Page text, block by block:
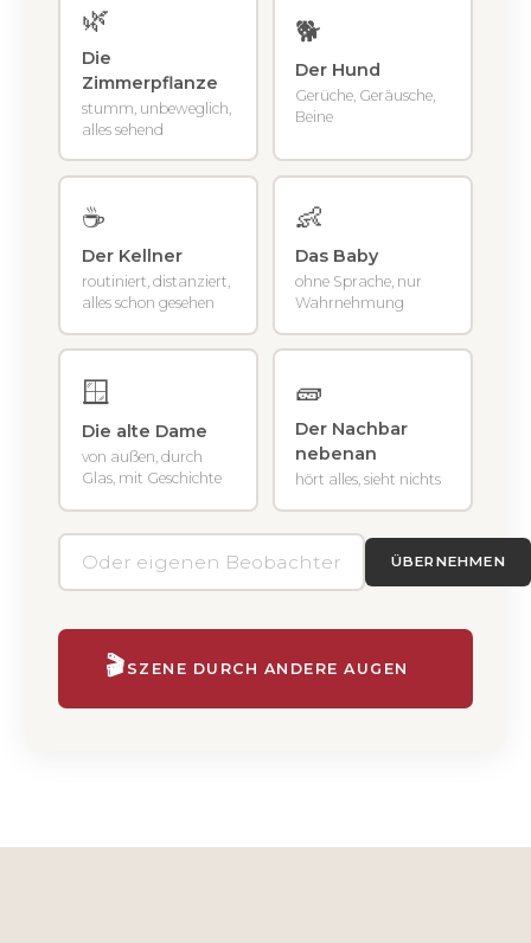
🌿
Die
Zimmerpflanze
stumm, unbeweglich,
alles sehend
🐕
Der Hund
Gerüche, Geräusche,
Beine
☕
Der Kellner
routiniert, distanziert,
alles schon gesehen
👶
Das Baby
ohne Sprache, nur
Wahrnehmung
🪟
Die alte Dame
von außen, durch
Glas, mit Geschichte
🧱
Der Nachbar
nebenan
hört alles, sieht nichts
ÜBERNEHMEN
🎬 SZENE DURCH ANDERE AUGEN